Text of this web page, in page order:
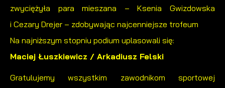
zwyciężyła para mieszana – Ksenia Gwizdowska
i Cezary Drejer – zdobywając najcenniejsze trofeum
Na najniższym stopniu podium uplasowali się:
Maciej Łuszkiewicz / Arkadiusz Felski
Gratulujemy wszystkim zawodnikom sportowej
charakterze pośredników prezentujących nasze treści w